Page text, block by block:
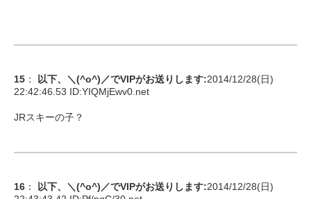
15 ： 以下、＼(^o^)／でVIPがお送りします:2014/12/28(日)
22:42:46.53 ID:YIQMjEwv0.net
JRスキーの子？
16 ： 以下、＼(^o^)／でVIPがお送りします:2014/12/28(日)